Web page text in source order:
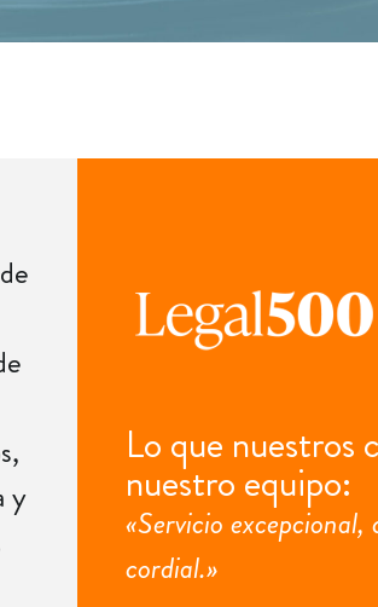
y
Lo que nuestros
nuestro equipo:
«Servicio
cordial.»